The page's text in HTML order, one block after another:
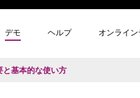
デモ ヘルプ オンライ
と基本的な使い方